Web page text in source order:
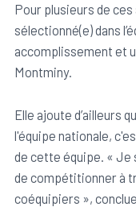
Pour plusieurs de
sélectionné(e) dans
accomplissement et
Montminy.
Elle ajoute d’ailleurs
l'équipe nationale,
de cette équipe. « Je
de compétitionner à
coéquipiers »,